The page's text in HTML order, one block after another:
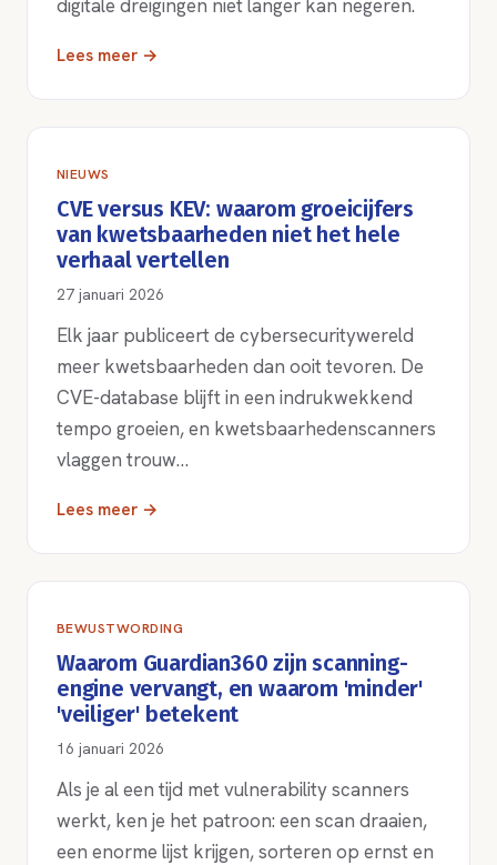
digitale dreigingen niet langer kan negeren.
Lees meer →
NIEUWS
CVE versus KEV: waarom groeicijfers
van kwetsbaarheden niet het hele
verhaal vertellen
27 januari 2026
Elk jaar publiceert de cybersecuritywereld
meer kwetsbaarheden dan ooit tevoren. De
CVE-database blijft in een indrukwekkend
tempo groeien, en kwetsbaarhedenscanners
vlaggen trouw…
Lees meer →
BEWUSTWORDING
Waarom Guardian360 zijn scanning-
engine vervangt, en waarom 'minder'
'veiliger' betekent
16 januari 2026
Als je al een tijd met vulnerability scanners
werkt, ken je het patroon: een scan draaien,
een enorme lijst krijgen, sorteren op ernst en